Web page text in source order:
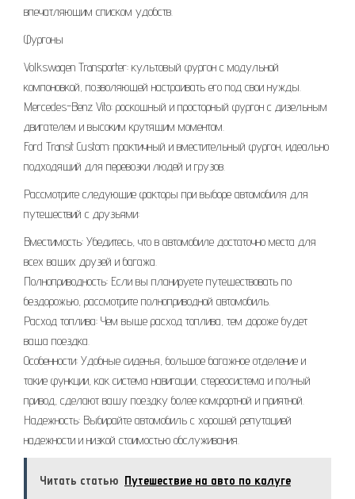
впечатляющим списком удобств.
Фургоны
Volkswagen Transporter: культовый фургон с модульной
компоновкой, позволяющей настраивать его под свои нужды.
Mercedes-Benz Vito: роскошный и просторный фургон с дизельным
двигателем и высоким крутящим моментом.
Ford Transit Custom: практичный и вместительный фургон, идеально
подходящий для перевозки людей и грузов.
Рассмотрите следующие факторы при выборе автомобиля для
путешествий с друзьями:
Вместимость: Убедитесь, что в автомобиле достаточно места для
всех ваших друзей и багажа.
Полноприводность: Если вы планируете путешествовать по
бездорожью, рассмотрите полноприводной автомобиль.
Расход топлива: Чем выше расход топлива, тем дороже будет
ваша поездка.
Особенности: Удобные сиденья, большое багажное отделение и
такие функции, как система навигации, стереосистема и полный
привод, сделают вашу поездку более комфортной и приятной.
Надежность: Выбирайте автомобиль с хорошей репутацией
надежности и низкой стоимостью обслуживания.
Читать статью Путешествие на авто по калуге